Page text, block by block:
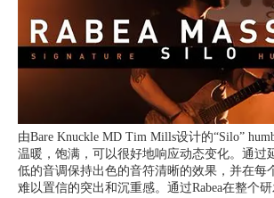
由Bare Knuckle MD Tim Mills设计的“Silo”
温暖，饱满，可以很好地响应动态变化。通过
低的音调保持出色的音符清晰的效果，并在每
难以置信的突出和沉重感。通过Rabea在整个